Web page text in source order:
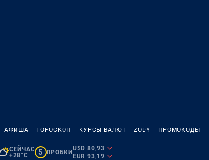
АФИША ГОРОСКОП КУРСЫ ВАЛЮТ ZODY ПРОМОКОДЫ
СЕЙЧАС
+28°C
5 ПРОБКИ
USD 80,93
EUR 93,19